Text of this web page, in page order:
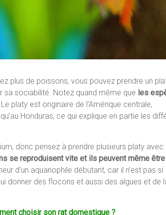
plus de poissons, vous pouvez prendre un
sa sociabilité. Notez quand même que les
platy est originaire de l’Amérique centrale,
Honduras, ce qui explique en partie les
donc pensez à prendre plusieurs platy avec
se reproduisent vite et ils peuvent même être
d’un aquariophile débutant, car il n’est pas si
donner des flocons et aussi des algues et de
choisir son rat domestique ?